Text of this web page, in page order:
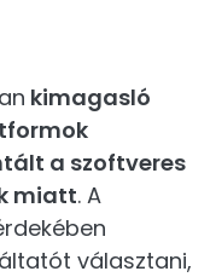
kimagasló
a szoftveres
miatt. A
választani,